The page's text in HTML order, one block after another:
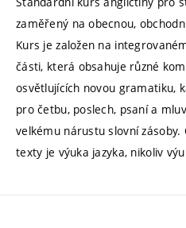
zaměřený na obecnou,
Kurs je založen na
části, která obsahuje různé
osvětlujících novou gramatiku,
pro četbu, poslech, psaní a
velkému nárustu slovní
texty je výuka jazyka, nikoliv